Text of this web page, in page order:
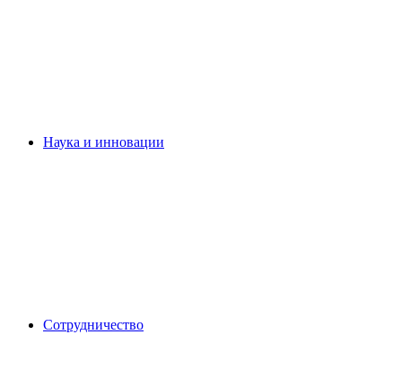
Наука и инновации
Сотрудничество